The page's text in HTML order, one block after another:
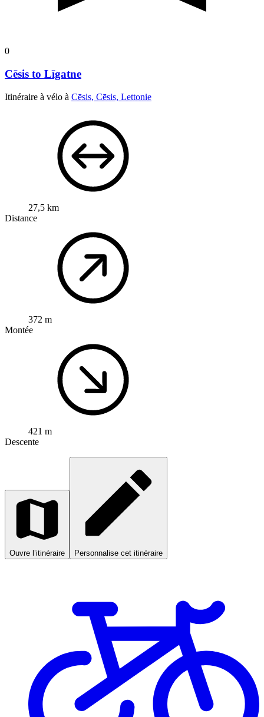
0
Cēsis to Līgatne
Itinéraire à vélo à Cēsis, Cēsis, Lettonie
27,5 km
Distance
372 m
Montée
421 m
Descente
Ouvre l’itinéraire Personnalise cet itinéraire